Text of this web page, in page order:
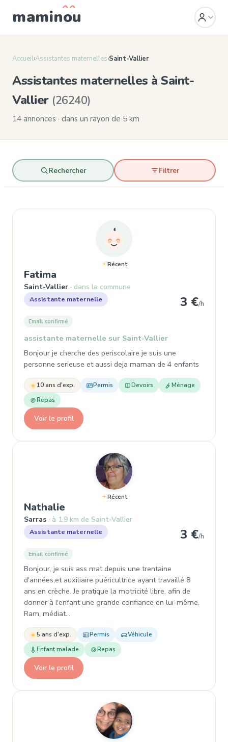
maminou
Accueil›Assistantes maternelles›Saint-Vallier
Assistantes maternelles à Saint-
Vallier (26240)
14 annonces · dans un rayon de 5 km
Rechercher Filtrer
Récent
Fatima
Saint-Vallier dans la commune
Assistante maternelle 3 €/h
Email confirmé
assistante maternelle sur Saint-Vallier
Bonjour je cherche des periscolaire je suis une
personne serieuse et aussi deja maman de 4 enfants
10 ans d'exp. Permis Devoirs
Ménage
Repas
Voir le profil
Récent
Nathalie
Sarras à 1,9 km de Saint-Vallier
Assistante maternelle 3 €/h
Email confirmé
Bonjour, je suis ass mat depuis une trentaine
d'années,et auxiliaire puéricultrice ayant travaillé 8
ans en crèche. Je pratique la motricité libre, afin de
donner à l'enfant une grande confiance en lui-même.
Ram, médiat…
5 ans d'exp. Permis
Véhicule
Enfant malade
Repas
Voir le profil